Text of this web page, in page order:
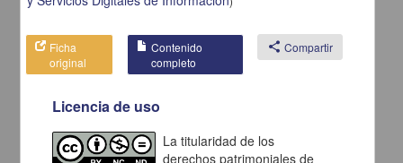
Ficha
original
Contenido
completo
share Compartir
Licencia de uso
La titularidad de los
derechos patrimoniales de